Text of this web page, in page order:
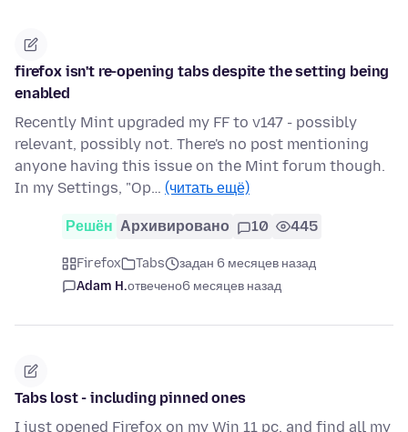
firefox isn't re-opening tabs despite the setting being
enabled
Recently Mint upgraded my FF to v147 - possibly
relevant, possibly not. There's no post mentioning
anyone having this issue on the Mint forum though.
In my Settings, "Op… (читать ещё)
Решён Архивировано 10 445
Firefox Tabs
задан 6 месяцев назад
Adam H.отвечено6 месяцев назад
Tabs lost - including pinned ones
I just opened Firefox on my Win 11 pc, and find all my